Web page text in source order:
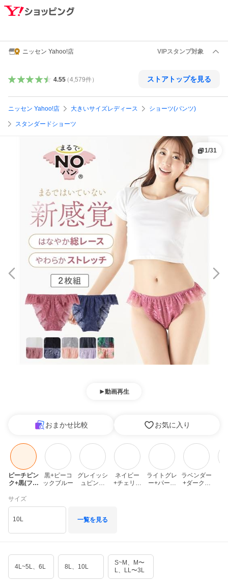
ニッセン Yahoo!店 VIPスタンプ対象
4.55（4,579件） ストアトップを見る
ニッセン Yahoo!店 大きいサイズレディース ショーツ(パンツ)
スタンダードショーツ
動画再生
1/31
おまかせ比較 お気に入り
ピーチピン
ク+黒(フラ
ト)
黒+ピーコ
ックブルー
グレイッシ
ュピンク
ネイビー
+チェリー
ライトグレ
ー+パール
ラベンダー
+ダークグ
サイズ
10L 一覧を見る
4L~5L、6L 8L、10L
S~M、M〜
L、LL〜3L